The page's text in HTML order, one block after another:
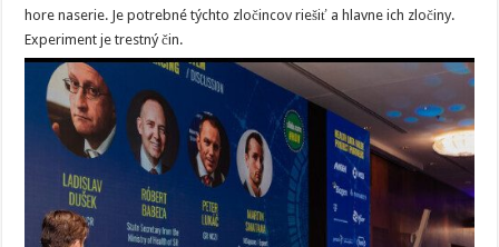
hore naserie. Je potrebné týchto zločincov riešiť a hlavne ich zločiny.
Experiment je trestný čin.